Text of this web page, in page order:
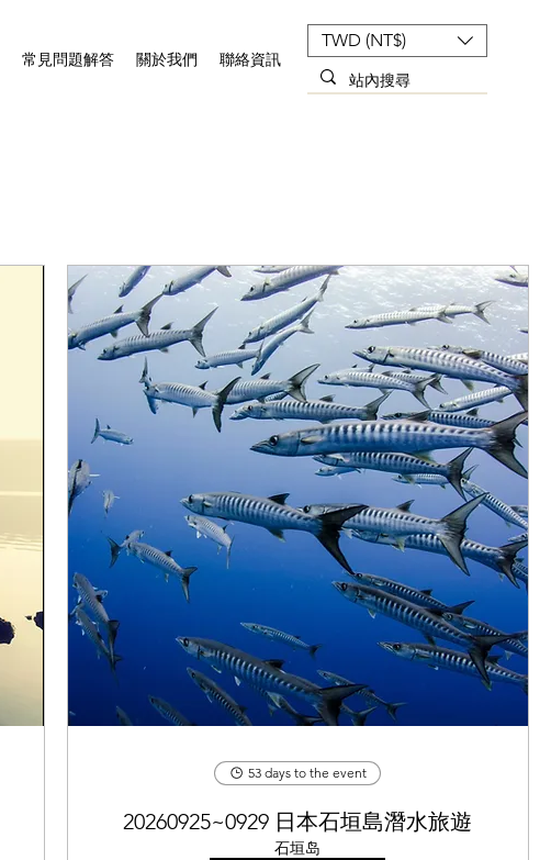
常見問題解答 關於我們 聯絡資訊
TWD (NT$)
53 days to the event
20260925~0929 日本石垣島潛水旅遊
石垣岛